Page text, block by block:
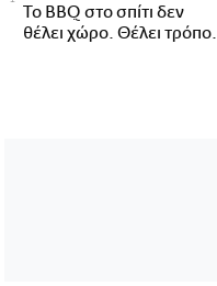
Το BBQ στο σπίτι δεν
θέλει χώρο. Θέλει τρόπο.